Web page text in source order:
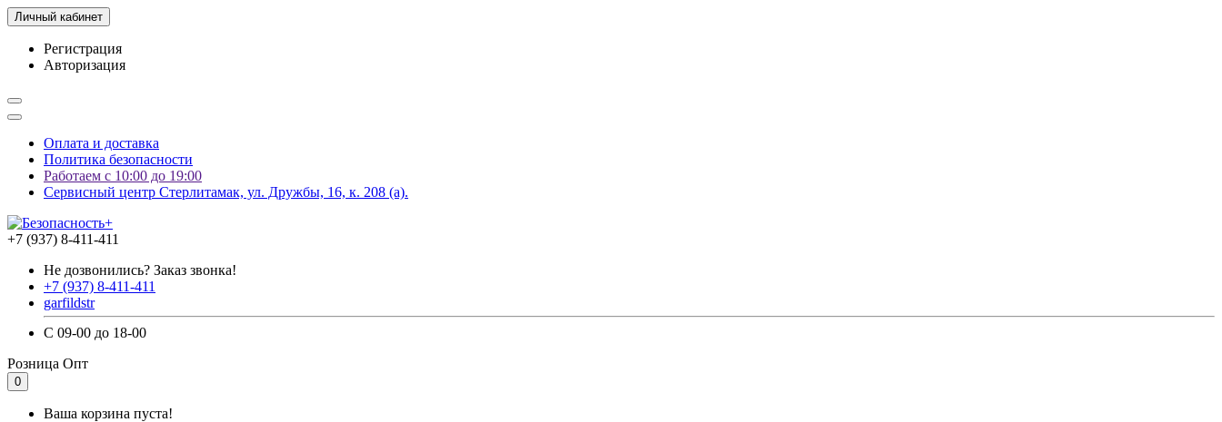
Личный кабинет
Регистрация
Авторизация
Оплата и доставка
Политика безопасности
Работаем с 10:00 до 19:00
Сервисный центр Стерлитамак, ул. Дружбы, 16, к. 208 (а).
+7 (937) 8-411-411
Не дозвонились? Заказ звонка!
+7 (937) 8-411-411
garfildstr
С 09-00 до 18-00
Розница Опт
0
Ваша корзина пуста!